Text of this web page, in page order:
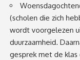
(scholen die zich
wordt voorgelezen
duurzaamheid.
gesprek met de